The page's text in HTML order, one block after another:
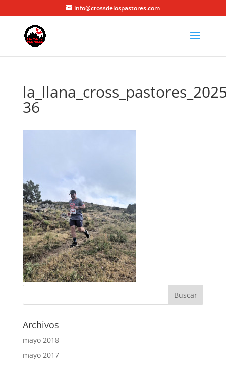
info@crossdelospastores.com
36
Archivos
mayo 2018
mayo 2017